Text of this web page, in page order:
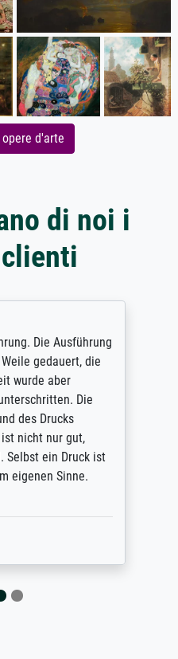
d'arte
di noi i
Die Ausführung
gedauert, die
wurde aber
Die
des Drucks
nicht nur gut,
Selbst ein Druck ist
eigenen Sinne.